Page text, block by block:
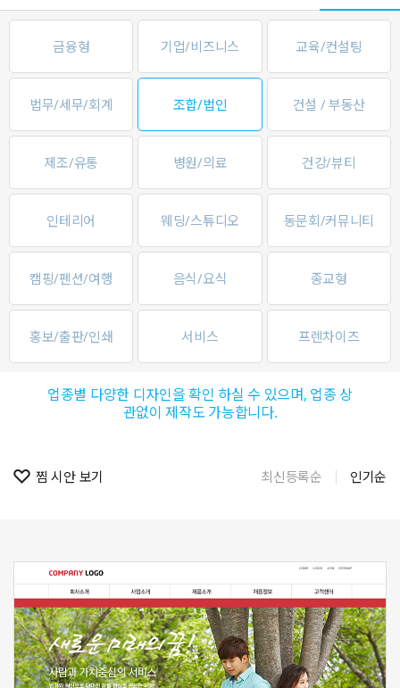
금융형 기업/비즈니스 교육/컨설팅
법무/세무/회계 조합/법인 건설 / 부동산
제조/유통 병원/의료 건강/뷰티
인테리어 웨딩/스튜디오 동문회/커뮤니티
캠핑/펜션/여행 음식/요식 종교형
홍보/출판/인쇄 서비스 프렌차이즈
업종별 다양한 디자인을 확인 하실 수 있으며, 업종 상
관없이 제작도 가능합니다.
찜 시안 보기 최신등록순 인기순